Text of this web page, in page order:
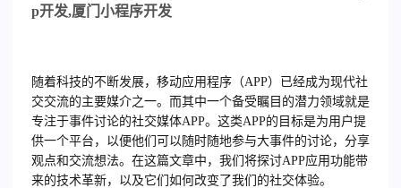
p开发,厦门小程序开发
随着科技的不断发展，移动应用程序（APP）已经成为现代社
交交流的主要媒介之一。而其中一个备受瞩目的潜力领域就是
专注于事件讨论的社交媒体APP。这类APP的目标是为用户提
供一个平台，以便他们可以随时随地参与大事件的讨论，分享
观点和交流想法。在这篇文章中，我们将探讨APP应用功能带
来的技术革新，以及它们如何改变了我们的社交体验。